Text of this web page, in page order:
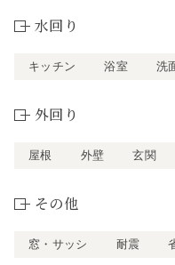
水回り
キッチン 浴室 洗
外回り
屋根 外壁 玄関
その他
窓・サッシ 耐震